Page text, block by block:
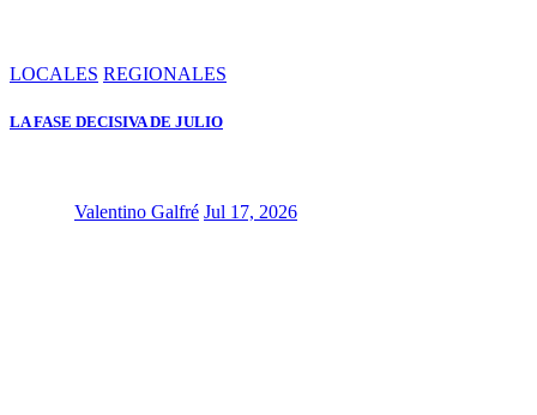
LOCALES REGIONALES
LA FASE DECISIVA DE JULIO
Valentino Galfré Jul 17, 2026